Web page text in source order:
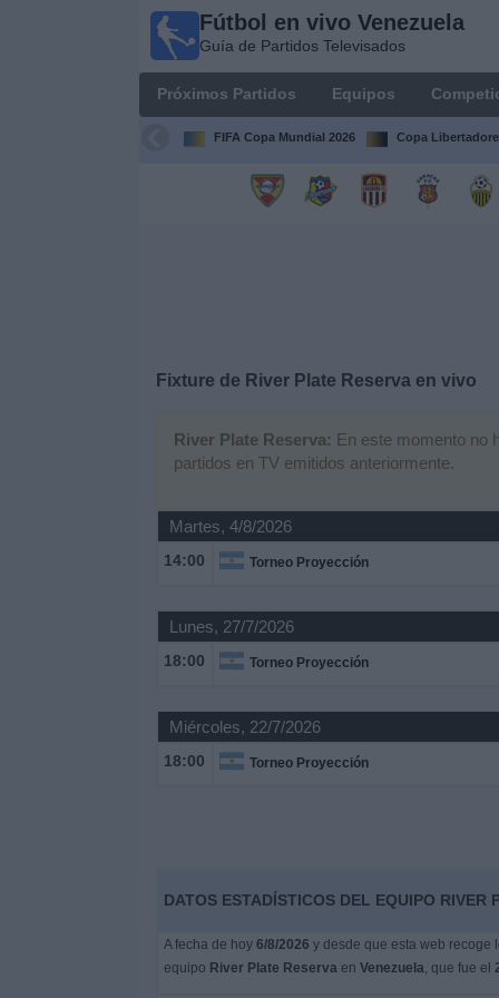
Fútbol en vivo Venezuela
Guía de Partidos Televisados
Próximos Partidos Equipos
FIFA Copa Mundial 2026 Copa
Fixture de River Plate Reservaen vivo
River Plate Reserva: En este momento no
partidos en TV emitidos anteriormente.
Martes, 4/8/2026
14:00 Torneo Proyección
Lunes, 27/7/2026
18:00 Torneo Proyección
Miércoles, 22/7/2026
18:00 Torneo Proyección
DATOS ESTADÍSTICOS DEL EQUIPO RIVER
A fecha de hoy 6/8/2026 y desde que esta web recoge
equipo River Plate Reservaen Venezuela, que fue el
Fútbol en
Venezuela